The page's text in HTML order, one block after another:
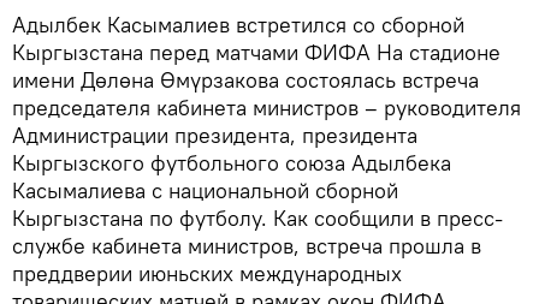
Адылбек Касымалиев встретился со сборной
Кыргызстана перед матчами ФИФА На стадионе
имени Дөлөна Өмүрзакова состоялась встреча
председателя кабинета министров – руководителя
Администрации президента, президента
Кыргызского футбольного союза Адылбека
Касымалиева с национальной сборной
Кыргызстана по футболу. Как сообщили в пресс-
службе кабинета министров, встреча прошла в
преддверии июньских международных